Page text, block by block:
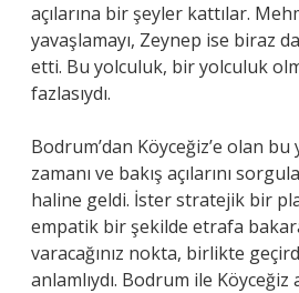
açılarına bir şeyler kattılar.
yavaşlamayı, Zeynep ise biraz
etti. Bu yolculuk, bir yolculuk
fazlasıydı.
Bodrum’dan Köyceğiz’e olan
zamanı ve bakış açılarını
haline geldi. İster stratejik bir
empatik bir şekilde etrafa
varacağınız nokta, birlikte
anlamlıydı. Bodrum ile Köyceğiz